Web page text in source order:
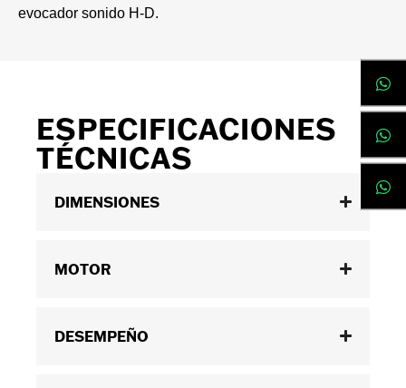
evocador sonido H-D.
ESPECIFICACIONES
TÉCNICAS
DIMENSIONES
MOTOR
DESEMPEÑO